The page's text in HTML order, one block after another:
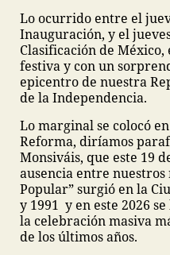
Lo ocurrido entre el
Inauguración, y el
Clasificación de
festiva y con un
epicentro de nuestra
de la Independencia.
Lo marginal se colocó
Reforma, diríamos
Monsiváis, que este 19
ausencia entre nuestros
Popular” surgió en la
y 1991 y en este 2026
la celebración masiva
de los últimos años.